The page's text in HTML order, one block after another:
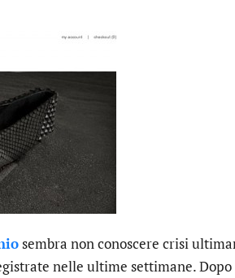
sembra non conoscere crisi
nelle ultime settimane.